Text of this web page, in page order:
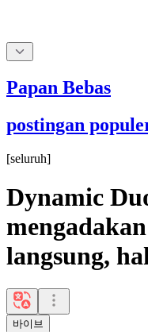
Papan Bebas
postingan
[seluruh]
Dynamic
langsung,
바이브